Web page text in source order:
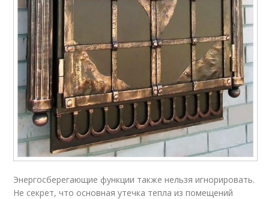
Энергосберегающие функции также нельзя игнорировать.
Не секрет, что основная утечка тепла из помещений